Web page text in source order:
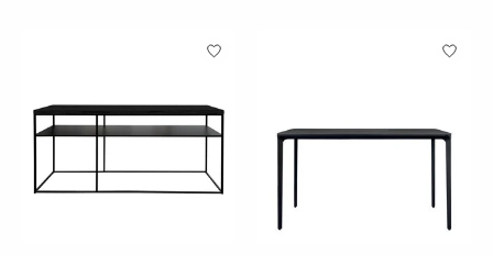
Produkt-Karussell-Artikel